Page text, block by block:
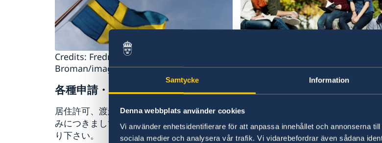
Samtycke Information
Denna webbplats använder cookies
Vi använder enhetsidentifierare för att anpassa innehållet och annonserna
sociala medier och analysera vår trafik. Vi vidarebefordrar även sådana
Credits: Fredrik
Broman/imagebank.sweden.se
各種申請・お知らせ
居住許可、渡航ビザ、関税、ペットの持ち込
みにつきましては下記の一覧ページからお入
り下さい。
Karlsson/imagebank.sweden.se
居住許可：留学
日本国籍者を含むEU加盟国以外の外
が91日以上留学する場合は、居住
です。